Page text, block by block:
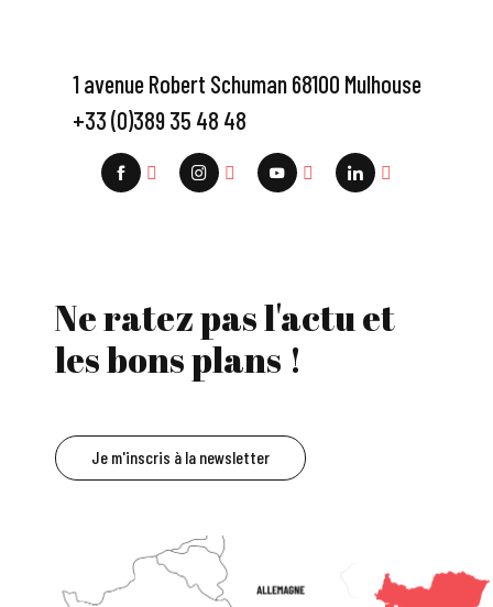
1 avenue Robert Schuman 68100 Mulhouse
+33 (0)389 35 48 48
Ne ratez pas l'actu et
les bons plans !
Je m'inscris à la newsletter